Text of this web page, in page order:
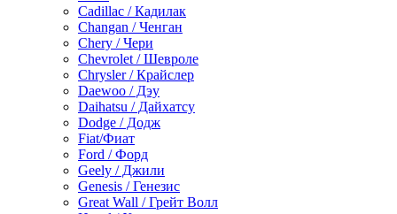
Cadillac / Кадилак
Changan / Ченган
Chery / Чери
Chevrolet / Шевроле
Chrysler / Крайслер
Daewoo / Дэу
Daihatsu / Дайхатсу
Dodge / Додж
Fiat/Фиат
Ford / Форд
Geely / Джили
Genesis / Генезис
Great Wall / Грейт Волл